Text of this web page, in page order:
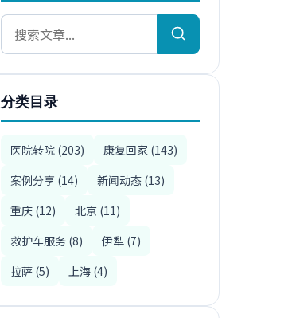
分类目录
医院转院 (203)
康复回家 (143)
案例分享 (14)
新闻动态 (13)
重庆 (12)
北京 (11)
救护车服务 (8)
伊犁 (7)
拉萨 (5)
上海 (4)